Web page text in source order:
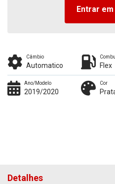
Entrar
Câmbio
Automatico Flex
Ano/Modelo
2019/2020
Cor
Detalhes